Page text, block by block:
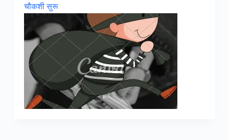
चौकशी सुरू